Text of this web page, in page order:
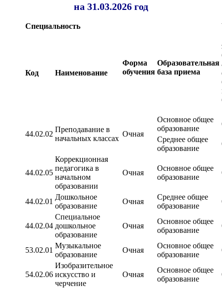
на 31.03.2026 год
Специальность
Форма
обучения
Образовательная
база приема
Код Наименование
44.02.02
Преподавание в
начальных классах
Очная
Основное общее
образование
Среднее общее
образование
44.02.05
Коррекционная
педагогика в
начальном
образовании
Очная
Основное общее
образование
44.02.01
Дошкольное
образование
Очная
Среднее общее
образование
44.02.04
Специальное
дошкольное
образование
Очная
Основное общее
образование
53.02.01
Музыкальное
образование
Очная
Основное общее
образование
54.02.06
Изобразительное
искусство и
черчение
Очная
Основное общее
образование